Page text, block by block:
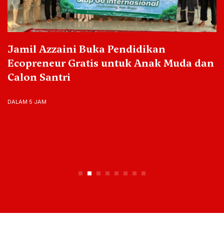
Jamil Azzaini Buka Pendidikan
Ecopreneur Gratis untuk Anak Muda dan
Calon Santri
DALAM 5 JAM